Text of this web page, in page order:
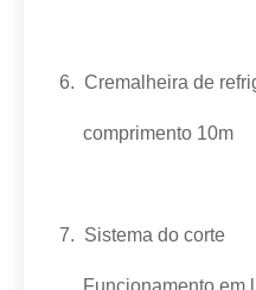
6. Cremalheira de
comprimento 10m
7. Sistema do corte
Funcionamento em